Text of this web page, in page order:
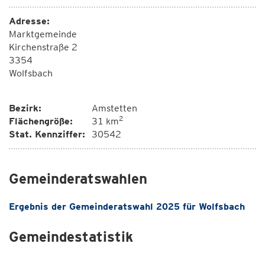
Adresse:
Marktgemeinde
Kirchenstraße 2
3354
Wolfsbach
Bezirk:
Amstetten
Flächengröße:
31 km2
Stat. Kennziffer: 30542
Gemeinderatswahlen
Ergebnis der Gemeinderatswahl 2025 für Wolfsbach
Gemeindestatistik